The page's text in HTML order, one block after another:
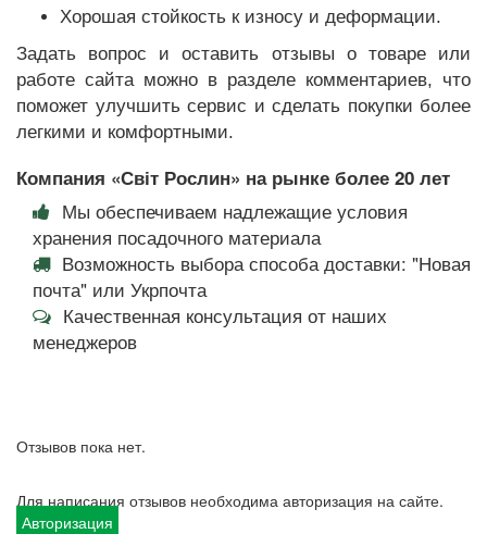
Хорошая стойкость к износу и деформации.
Задать вопрос и оставить отзывы о товаре или
работе сайта можно в разделе комментариев, что
поможет улучшить сервис и сделать покупки более
легкими и комфортными.
Компания «Світ Рослин» на рынке более 20 лет
Мы обеспечиваем надлежащие условия
хранения посадочного материала
Возможность выбора способа доставки: "Новая
почта" или Укрпочта
Качественная консультация от наших
менеджеров
Отзывов пока нет.
Для написания отзывов необходима авторизация на сайте.
Авторизация